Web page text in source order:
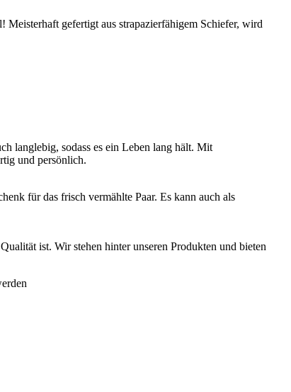
Meisterhaft gefertigt aus strapazierfähigem Schiefer, wird
langlebig, sodass es ein Leben lang hält. Mit
und persönlich.
für das frisch vermählte Paar. Es kann auch als
ist. Wir stehen hinter unseren Produkten und bieten